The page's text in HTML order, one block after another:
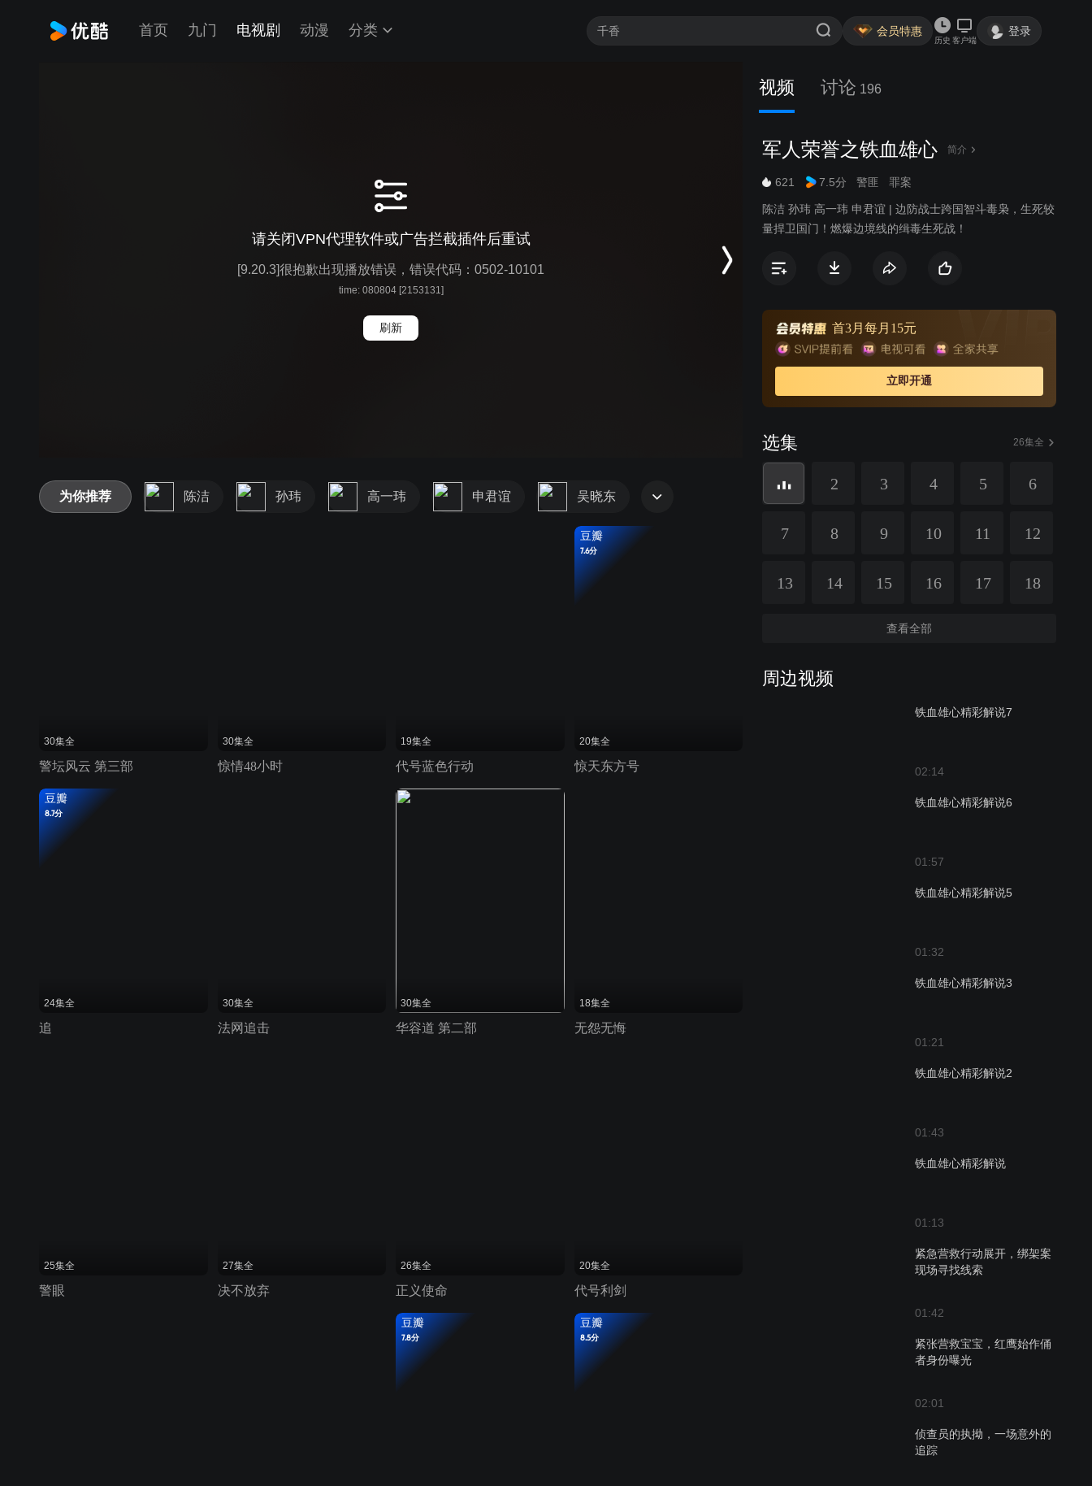
首页 九门 电视剧 动漫 分类 会员特惠
历史 客户端
登录
请关闭VPN代理软件或广告拦截插件后重试
[9.20.3]很抱歉出现播放错误，错误代码：0502-10101
time: 080804 [2153131]
刷新
视频 讨论 196
军人荣誉之铁血雄心 简介
621 7.5分 警匪 罪案
陈洁 孙玮 高一玮 申君谊 | 边防战士跨国智斗毒枭，生死较
量捍卫国门！燃爆边境线的缉毒生死战！
首3月每月15元
立即开通
选集 26集全
2 3 4 5 6
7 8 9 10 11 12
13 14 15 16 17 18
查看全部
周边视频
铁血雄心精彩解说7
02:14
铁血雄心精彩解说6
01:57
铁血雄心精彩解说5
01:32
铁血雄心精彩解说3
01:21
铁血雄心精彩解说2
01:43
铁血雄心精彩解说
01:13
紧急营救行动展开，绑架案
现场寻找线索
01:42
紧张营救宝宝，红鹰始作俑
者身份曝光
02:01
侦查员的执拗，一场意外的
追踪
为你推荐 陈洁 孙玮 高一玮 申君谊 吴晓东
30集全
警坛风云 第三部
30集全
惊情48小时
19集全
代号蓝色行动
豆瓣
7.6分
20集全
惊天东方号
豆瓣
8.7分
24集全
追
30集全
法网追击
30集全
华容道 第二部
18集全
无怨无悔
25集全
警眼
27集全
决不放弃
26集全
正义使命
20集全
代号利剑
豆瓣
7.8分
豆瓣
8.5分